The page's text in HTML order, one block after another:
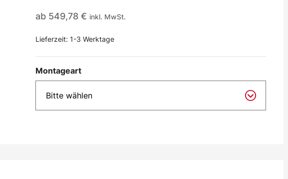
ab 549,78 € inkl. MwSt.
Lieferzeit: 1-3 Werktage
Montageart